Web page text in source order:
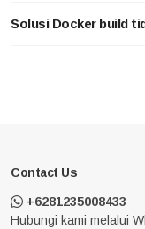
Solusi Docker build
Contact Us
+6281235008433
Hubungi kami melalui